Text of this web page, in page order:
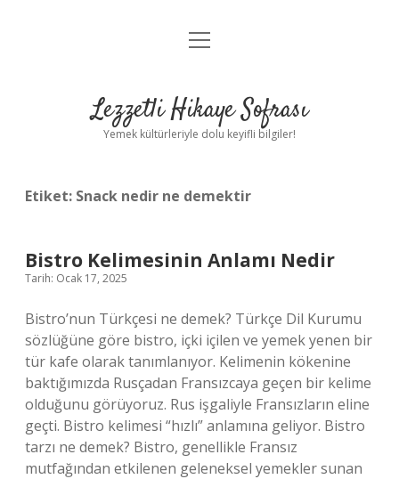
Anasayfa
Yasal Uyarı
menüyü
Lezzetli Hikaye Sofrası
Yemek kültürleriyle dolu keyifli bilgiler!
Etiket: Snack nedir ne demektir
Bistro Kelimesinin Anlamı Nedir
Tarih: Ocak 17, 2025
Bistro’nun Türkçesi ne demek? Türkçe Dil Kurumu
sözlüğüne göre bistro, içki içilen ve yemek yenen bir
tür kafe olarak tanımlanıyor. Kelimenin kökenine
baktığımızda Rusçadan Fransızcaya geçen bir kelime
olduğunu görüyoruz. Rus işgaliyle Fransızların eline
geçti. Bistro kelimesi “hızlı” anlamına geliyor. Bistro
tarzı ne demek? Bistro, genellikle Fransız
mutfağından etkilenen geleneksel yemekler sunan